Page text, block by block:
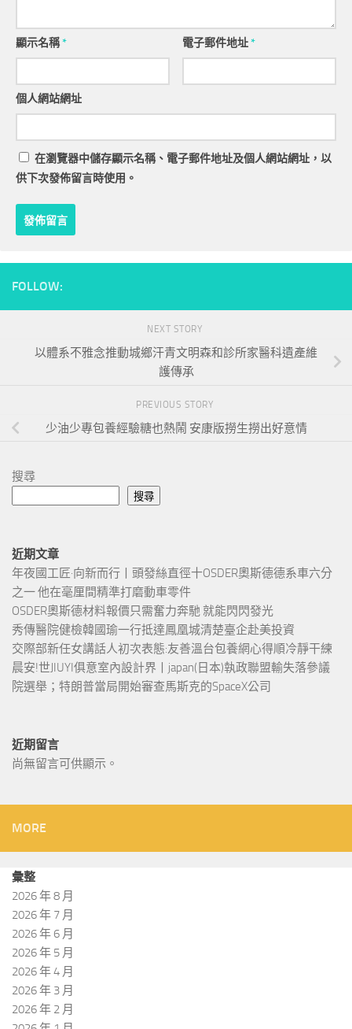
顯示名稱* 電子郵件地址*
個人網站網址
在瀏覽器中儲存顯示名稱、電子郵件地址及個人網站網址，以
供下次發佈留言時使用。
FOLLOW:
NEXT STORY
以體系不雅念推動城鄉汗青文明森和診所家醫科遺產維
護傳承
PREVIOUS STORY
少油少專包養經驗糖也熱鬧 安康版撈生撈出好意情
搜尋
搜尋
近期文章
年夜國工匠·向新而行丨頭發絲直徑十OSDER奧斯德德系車六分
之一 他在毫厘間精準打磨動車零件
OSDER奧斯德材料報價只需奮力奔馳 就能閃閃發光
秀傳醫院健檢韓國瑜一行抵達鳳凰城清楚臺企赴美投資
交際部新任女講話人初次表態:友善溫台包養網心得順冷靜干練
晨安!世JIUYI俱意室內設計界丨japan(日本)執政聯盟輸失落參議
院選舉；特朗普當局開始審查馬斯克的SpaceX公司
近期留言
尚無留言可供顯示。
MORE
彙整
2026 年 8 月
2026 年 7 月
2026 年 6 月
2026 年 5 月
2026 年 4 月
2026 年 3 月
2026 年 2 月